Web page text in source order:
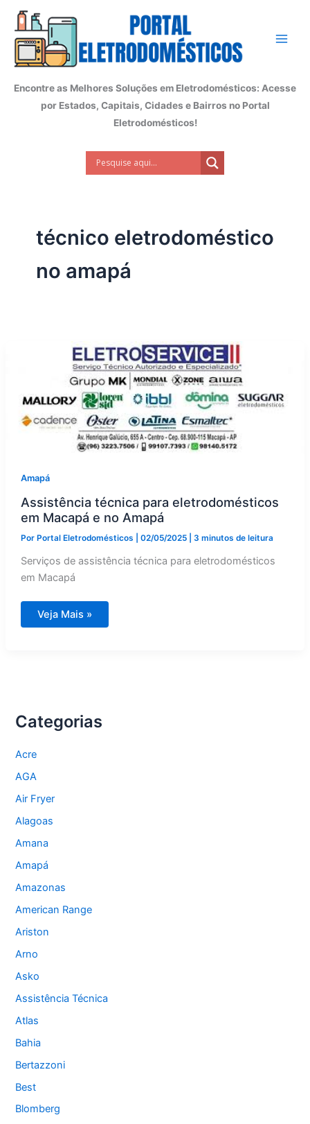
conteúdo
Encontre as Melhores Soluções em Eletrodomésticos: Acesse
por Estados, Capitais, Cidades e Bairros no Portal
Eletrodomésticos!
técnico eletrodoméstico
no amapá
Amapá
Assistência técnica para eletrodomésticos
em Macapá e no Amapá
Por Portal Eletrodomésticos 02/05/2025 3 minutos de leitura
Serviços de assistência técnica para eletrodomésticos
em Macapá
Assistência
técnica
Veja Mais »
Categorias
Acre
AGA
Air Fryer
Alagoas
Amana
Amapá
Amazonas
American Range
Ariston
Arno
Asko
Assistência Técnica
Atlas
Bahia
Bertazzoni
Best
Blomberg